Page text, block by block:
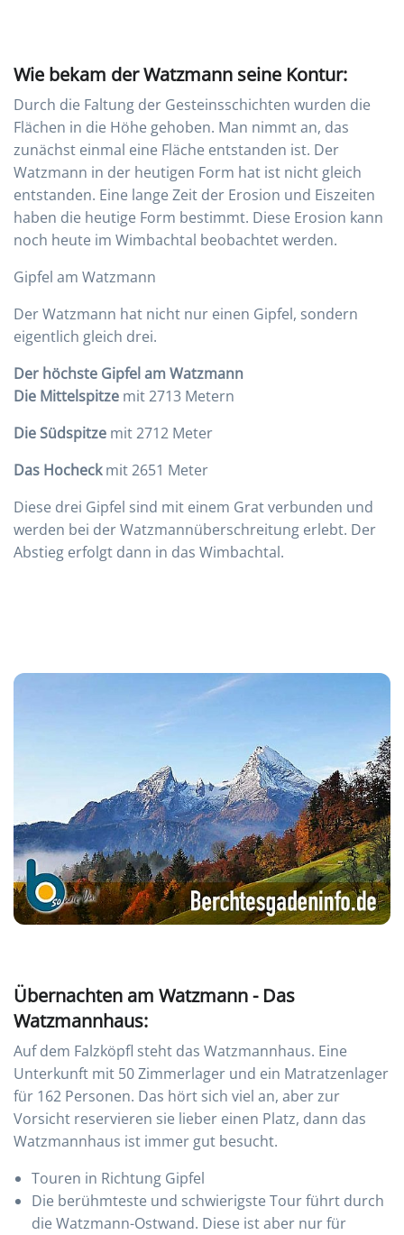
Wie bekam der Watzmann seine Kontur:
Durch die Faltung der Gesteinsschichten wurden die
Flächen in die Höhe gehoben. Man nimmt an, das
zunächst einmal eine Fläche entstanden ist. Der
Watzmann in der heutigen Form hat ist nicht gleich
entstanden. Eine lange Zeit der Erosion und Eiszeiten
haben die heutige Form bestimmt. Diese Erosion kann
noch heute im Wimbachtal beobachtet werden.
Gipfel am Watzmann
Der Watzmann hat nicht nur einen Gipfel, sondern
eigentlich gleich drei.
Der höchste Gipfel am Watzmann
Die Mittelspitze mit 2713 Metern
Die Südspitze mit 2712 Meter
Das Hocheckmit 2651 Meter
Diese drei Gipfel sind mit einem Grat verbunden und
werden bei der Watzmannüberschreitung erlebt. Der
Abstieg erfolgt dann in das Wimbachtal.
Übernachten am Watzmann - Das
Watzmannhaus:
Auf dem Falzköpfl steht das Watzmannhaus. Eine
Unterkunft mit 50 Zimmerlager und ein Matratzenlager
für 162 Personen. Das hört sich viel an, aber zur
Vorsicht reservieren sie lieber einen Platz, dann das
Watzmannhaus ist immer gut besucht.
Touren in Richtung Gipfel
Die berühmteste und schwierigste Tour führt durch
die Watzmann-Ostwand. Diese ist aber nur für